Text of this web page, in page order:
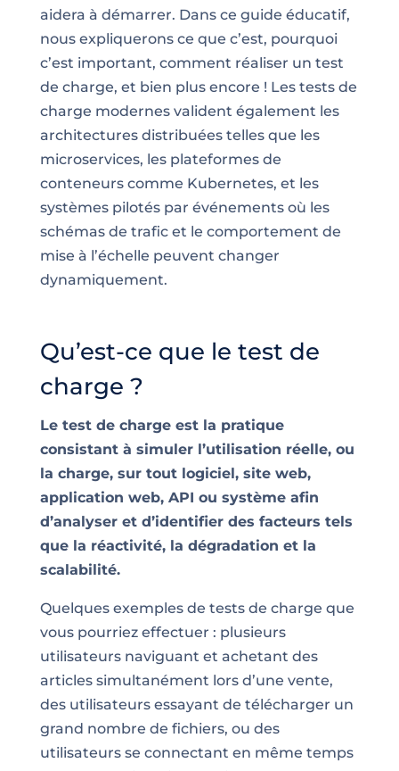
aidera à démarrer. Dans ce guide éducatif,
nous expliquerons ce que c’est, pourquoi
c’est important, comment réaliser un test
de charge, et bien plus encore ! Les tests de
charge modernes valident également les
architectures distribuées telles que les
microservices, les plateformes de
conteneurs comme Kubernetes, et les
systèmes pilotés par événements où les
schémas de trafic et le comportement de
mise à l’échelle peuvent changer
dynamiquement.
Qu’est-ce que le test de
charge ?
Le test de charge est la pratique
consistant à simuler l’utilisation réelle, ou
la charge, sur tout logiciel, site web,
application web, API ou système afin
d’analyser et d’identifier des facteurs tels
que la réactivité, la dégradation et la
scalabilité.
Quelques exemples de tests de charge que
vous pourriez effectuer : plusieurs
utilisateurs naviguant et achetant des
articles simultanément lors d’une vente,
des utilisateurs essayant de télécharger un
grand nombre de fichiers, ou des
utilisateurs se connectant en même temps